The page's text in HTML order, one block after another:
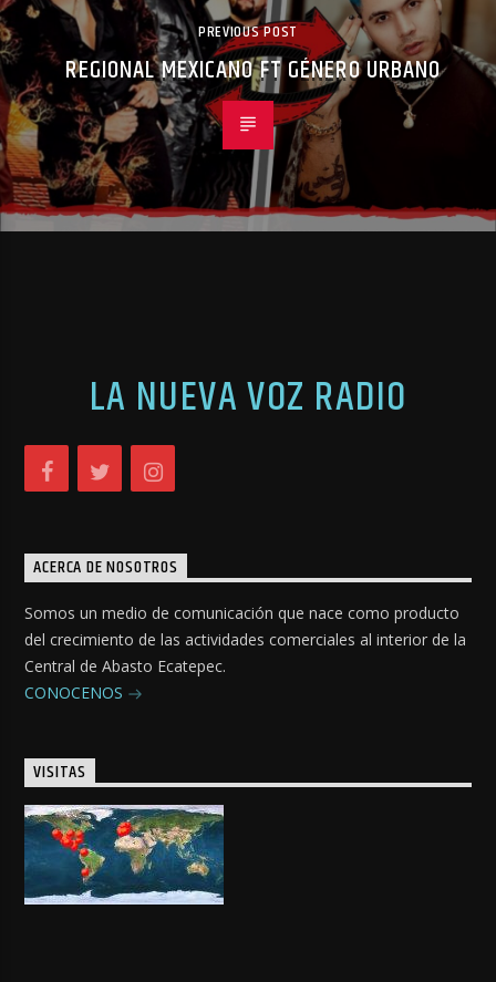
PREVIOUS POST
REGIONAL MEXICANO FT GÉNERO URBANO
LA NUEVA VOZ RADIO
ACERCA DE NOSOTROS
Somos un medio de comunicación que nace como producto
del crecimiento de las actividades comerciales al interior de la
Central de Abasto Ecatepec.
CONOCENOS
VISITAS